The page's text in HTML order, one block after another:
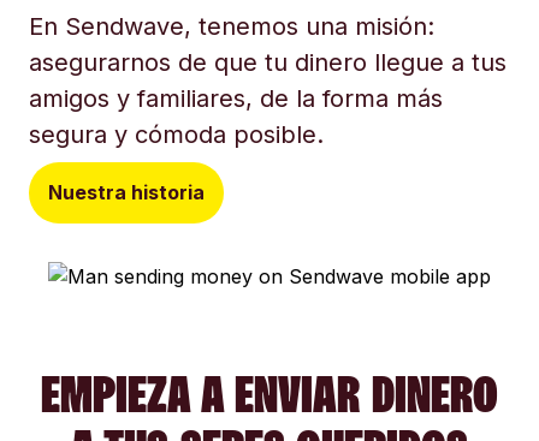
En Sendwave, tenemos una misión:
asegurarnos de que tu dinero llegue a tus
amigos y familiares, de la forma más
segura y cómoda posible.
Nuestra historia
EMPIEZA A ENVIAR DINERO